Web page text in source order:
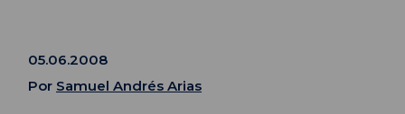
05.06.2008
Por Samuel Andrés Arias